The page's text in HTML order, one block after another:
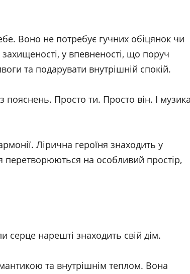
Воно не потребує гучних обіцянок чи
у впевненості, що поруч
та подарувати внутрішній спокій.
Просто ти. Просто він. І
Лірична героїня знаходить у
перетворюються на особливий простір,
серце нарешті знаходить свій дім.
та внутрішнім теплом. Вона